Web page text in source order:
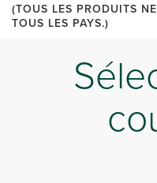
(TOUS LES PRODUITS
TOUS LES PAYS.)